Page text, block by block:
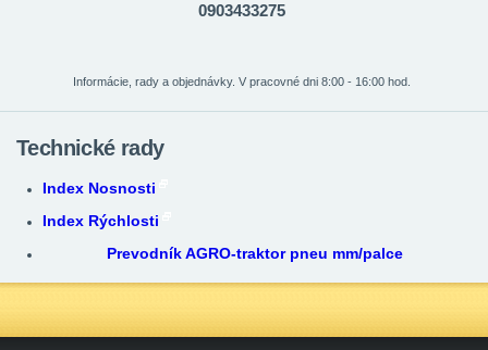
0903433275
Informácie, rady a objednávky. V pracovné dni 8:00 - 16:00 hod.
Technické rady
Index Nosnosti
Index Rýchlosti
Prevodník AGRO-traktor pneu mm/palce